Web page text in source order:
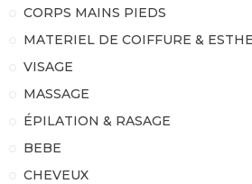
CORPS MAINS PIEDS
MATERIEL DE COIFFURE &
VISAGE
MASSAGE
ÉPILATION & RASAGE
BEBE
CHEVEUX